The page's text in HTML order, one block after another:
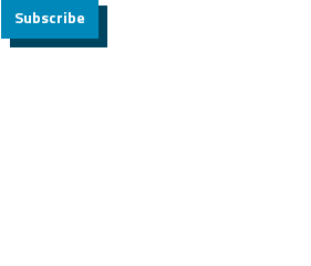
Subscribe